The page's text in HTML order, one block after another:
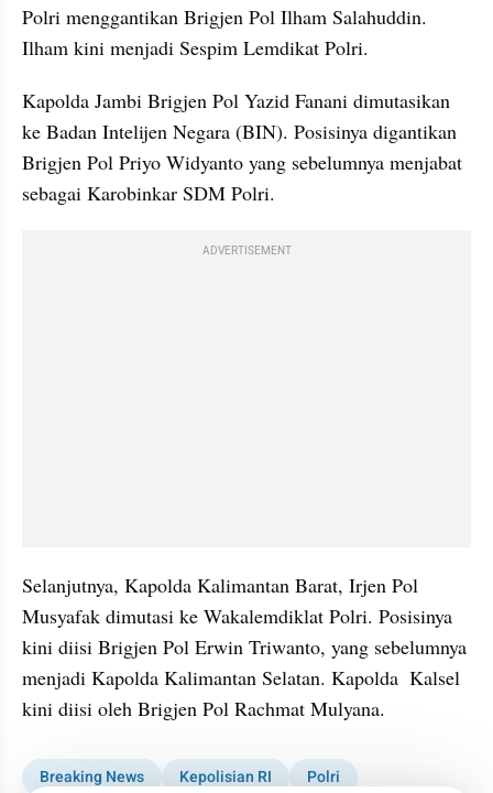
Polri menggantikan Brigjen Pol Ilham Salahuddin.
Ilham kini menjadi Sespim Lemdikat Polri.
Kapolda Jambi Brigjen Pol Yazid Fanani dimutasikan
ke Badan Intelijen Negara (BIN). Posisinya digantikan
Brigjen Pol Priyo Widyanto yang sebelumnya menjabat
sebagai Karobinkar SDM Polri.
ADVERTISEMENT
Selanjutnya, Kapolda Kalimantan Barat, Irjen Pol
Musyafak dimutasi ke Wakalemdiklat Polri. Posisinya
kini diisi Brigjen Pol Erwin Triwanto, yang sebelumnya
menjadi Kapolda Kalimantan Selatan. Kapolda  Kalsel
kini diisi oleh Brigjen Pol Rachmat Mulyana.
Breaking News Kepolisian RI Polri